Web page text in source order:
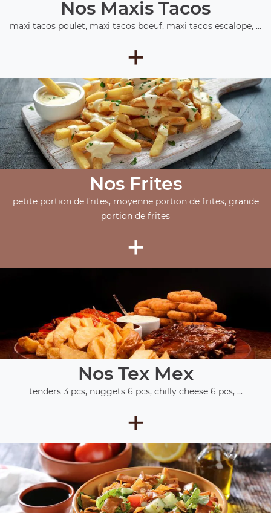
Nos Maxis Tacos
maxi tacos poulet, maxi tacos boeuf, maxi tacos escalope, ...
+
Nos Frites
petite portion de frites, moyenne portion de frites, grande
portion de frites
+
Nos Tex Mex
tenders 3 pcs, nuggets 6 pcs, chilly cheese 6 pcs, ...
+